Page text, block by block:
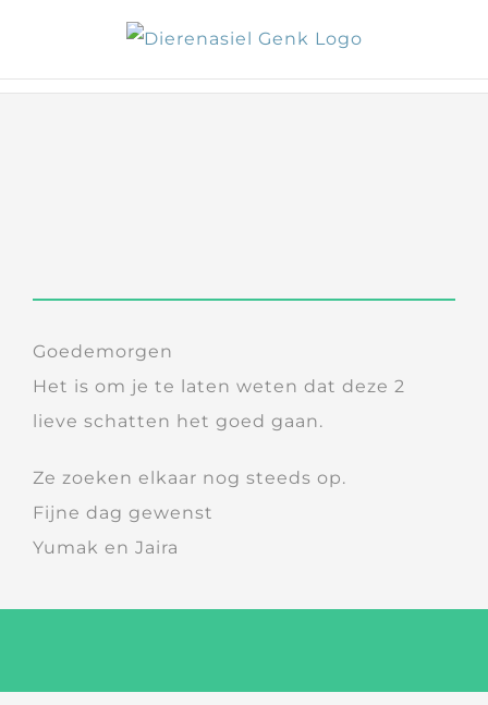
content
Goedemorgen
Het is om je te laten weten dat deze 2
lieve schatten het goed gaan.
Ze zoeken elkaar nog steeds op.
Fijne dag gewenst
Yumak en Jaira